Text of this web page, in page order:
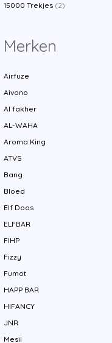
15000 Trekjes (2)
Merken
Airfuze
Aivono
Al fakher
AL-WAHA
Aroma King
ATVS
Bang
Bloed
Elf Doos
ELFBAR
FIHP
Fizzy
Fumot
HAPP BAR
HIFANCY
JNR
Mesii